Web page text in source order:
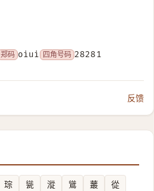
郑码 oiui 四角号码 28281
反馈
琮 㼻 漎 䳷 䕺
從